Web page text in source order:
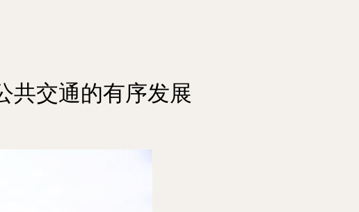
共交通的有序发展